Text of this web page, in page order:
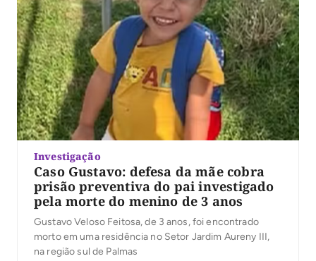
Investigação
Caso Gustavo: defesa da mãe cobra
prisão preventiva do pai investigado
pela morte do menino de 3 anos
Gustavo Veloso Feitosa, de 3 anos, foi encontrado
morto em uma residência no Setor Jardim Aureny III,
na região sul de Palmas